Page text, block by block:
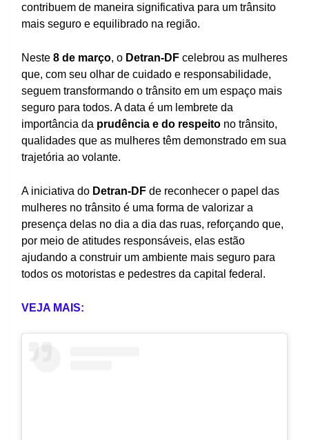
contribuem de maneira significativa para um trânsito
mais seguro e equilibrado na região.
Neste 8 de março, o Detran-DF celebrou as mulheres
que, com seu olhar de cuidado e responsabilidade,
seguem transformando o trânsito em um espaço mais
seguro para todos. A data é um lembrete da
importância da prudência e do respeito no trânsito,
qualidades que as mulheres têm demonstrado em sua
trajetória ao volante.
A iniciativa do Detran-DF de reconhecer o papel das
mulheres no trânsito é uma forma de valorizar a
presença delas no dia a dia das ruas, reforçando que,
por meio de atitudes responsáveis, elas estão
ajudando a construir um ambiente mais seguro para
todos os motoristas e pedestres da capital federal.
VEJA MAIS: